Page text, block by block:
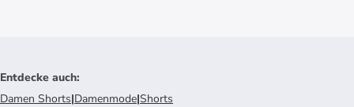
Entdecke auch:
Damen Shorts|Damenmode|Shorts